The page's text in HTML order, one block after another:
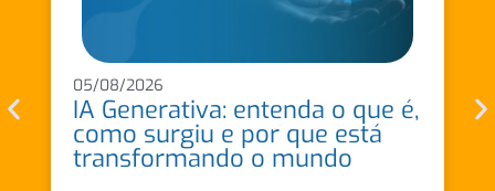
05/08/2026
IA Generativa: entenda o que é,
como surgiu e por que está
transformando o mundo